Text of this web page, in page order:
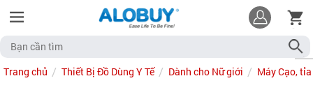
Trang chủ Thiết Bị Đồ Dùng Y Tế Dành cho Nữ giới Máy Cạo,